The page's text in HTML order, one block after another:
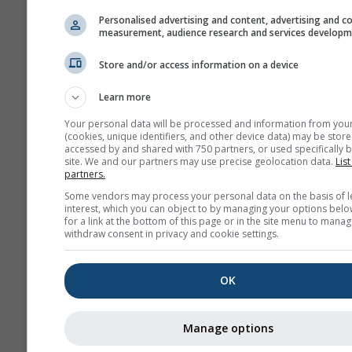
electrónico con terceros, cómo
nuestrapolítica de privacidad.
uso de los servicios de
condiciones . Su dirección de
se podrá utilizar con otros
meteoblue.
Más datos meteorológicos
Personalised advertising and content, advertising and
measurement, audience research and services
Store and/or access information on a device
Learn more
Your personal data will be processed and information from
(cookies, unique identifiers, and other device data) may be
accessed by and shared with 750 partners, or used specifically
site. We and our partners may use precise geolocation data.
partners.
Some vendors may process your personal data on the basis of
interest, which you can object to by managing your options
for a link at the bottom of this page or in the site menu to
withdraw consent in privacy and cookie settings.
OK
Manage options